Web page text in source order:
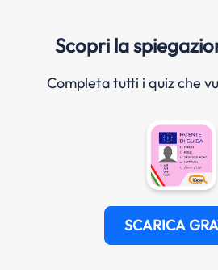
Scopri la
Completa tutti i quiz che
SCARICA